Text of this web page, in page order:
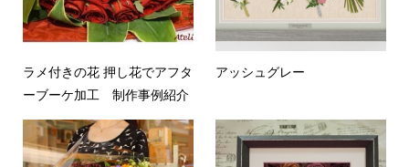
ラメ付きの花 押し花でアフタ
ーブーケ加工 制作事例紹介
アッシュグレー